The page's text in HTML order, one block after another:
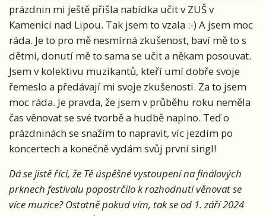
prázdnin mi ještě přišla nabídka učit v ZUŠ v
Kamenici nad Lipou. Tak jsem to vzala :-) A jsem moc
ráda. Je to pro mě nesmírná zkušenost, baví mě to s
dětmi, donutí mě to sama se učit a někam posouvat.
Jsem v kolektivu muzikantů, kteří umí dobře svoje
řemeslo a předávají mi svoje zkušenosti. Za to jsem
moc ráda. Je pravda, že jsem v průběhu roku neměla
čas věnovat se své tvorbě a hudbě naplno. Teď o
prázdninách se snažím to napravit, víc jezdím po
koncertech a konečně vydám svůj první singl!
Dá se jistě říci, že Tě úspěšné vystoupení na finálových
prknech festivalu popostrčilo k rozhodnutí věnovat se
více muzice? Ostatně pokud vím, tak se od 1. září 2024